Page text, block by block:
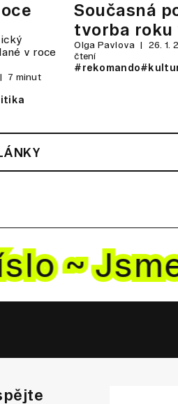
v roce
7 minut
Současná
tvorba roku
Olga Pavlova 26. 1.
čtení
#rekomando
~